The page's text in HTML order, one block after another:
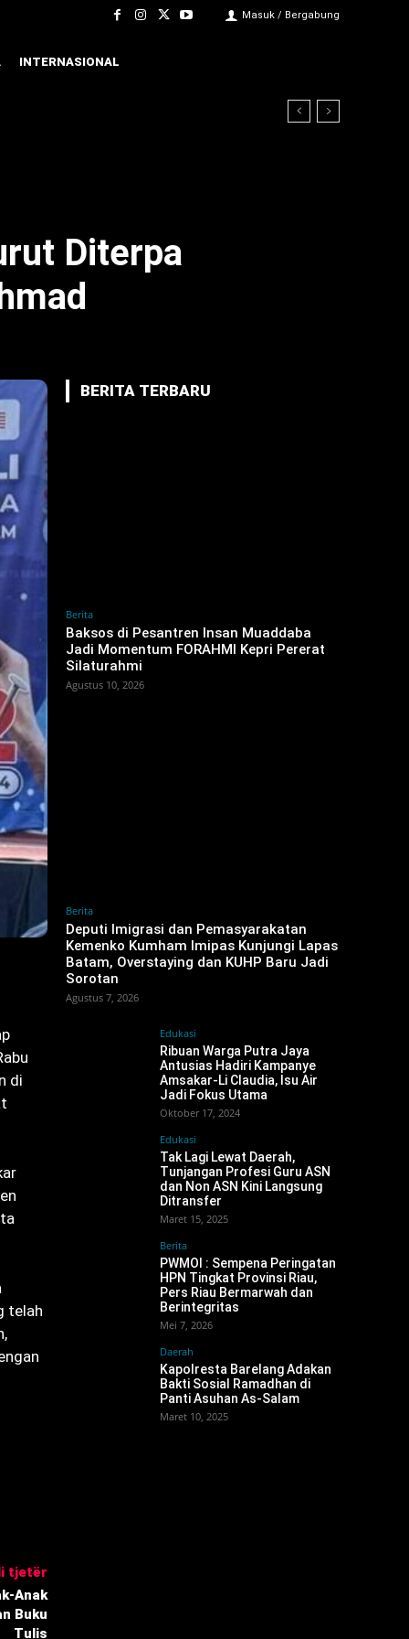
Masuk / Bergabung
INTERNASIONAL
Diterpa
di
telah
tjetër
Anak
Buku
Tulis
BERITA TERBARU
Berita
Baksos di Pesantren Insan Muaddaba
Jadi Momentum FORAHMI Kepri Pererat
Silaturahmi
Agustus 10, 2026
Berita
‎Deputi Imigrasi dan Pemasyarakatan
Kemenko Kumham Imipas Kunjungi Lapas
Batam, Overstaying dan KUHP Baru Jadi
Sorotan
Agustus 7, 2026
Edukasi
Ribuan Warga Putra Jaya
Antusias Hadiri Kampanye
Amsakar-Li Claudia, Isu Air
Jadi Fokus Utama
Oktober 17, 2024
Edukasi
Tak Lagi Lewat Daerah,
Tunjangan Profesi Guru ASN
dan Non ASN Kini Langsung
Ditransfer
Maret 15, 2025
Berita
PWMOI : Sempena Peringatan
HPN Tingkat Provinsi Riau,
Pers Riau Bermarwah dan
Berintegritas
Mei 7, 2026
Daerah
Kapolresta Barelang Adakan
Bakti Sosial Ramadhan di
Panti Asuhan As-Salam
Maret 10, 2025